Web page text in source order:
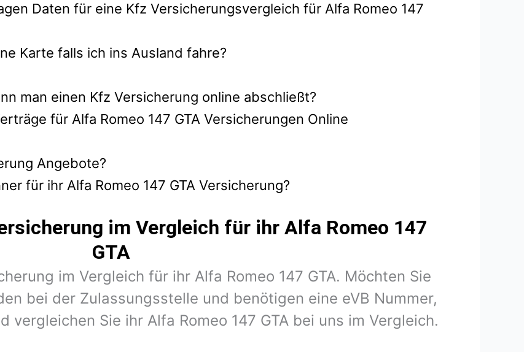
Daten für eine Kfz Versicherungsvergleich für Alfa Romeo 147
Karte falls ich ins Ausland fahre?
man einen Kfz Versicherung online abschließt?
für Alfa Romeo 147 GTA Versicherungen Online
Angebote?
für ihr Alfa Romeo 147 GTA Versicherung?
im Vergleich für ihr Alfa Romeo 147
GTA
im Vergleich für ihr Alfa Romeo 147 GTA. Möchten Sie
bei der Zulassungsstelle und benötigen eine eVB Nummer,
Sie ihr Alfa Romeo 147 GTA bei uns im Vergleich.